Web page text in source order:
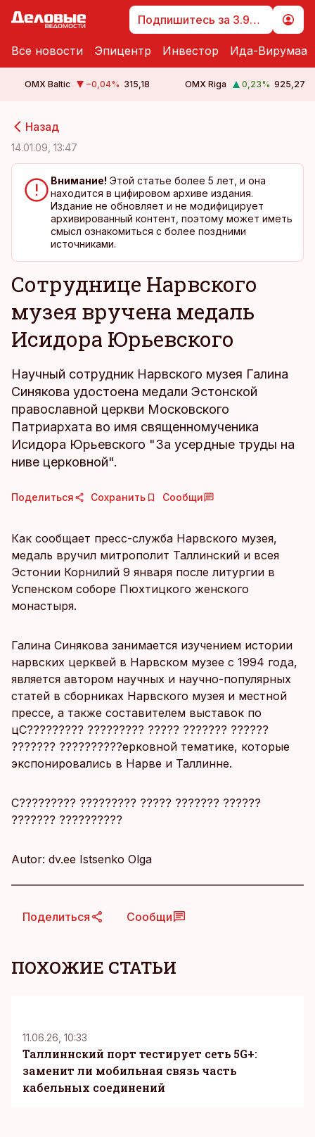
Подпишитесь за 3.99 €
Все новости Эпицентр Инвестор Ида-Вирумаа
OMX Baltic −0,04% 315,18 OMX Riga 0,23% 925,27
Назад
14.01.09, 13:47
Внимание! Этой статье более 5 лет, и она
находится в цифировом архиве издания.
Издание не обновляет и не модифицирует
архивированный контент, поэтому может иметь
смысл ознакомиться с более поздними
источниками.
Cотруднице Нарвского
музея вручена медаль
Исидора Юрьевского
Научный сотрудник Нарвского музея Галина
Синякова удостоена медали Эстонской
православной церкви Московского
Патриархата во имя священномученика
Исидора Юрьевского "За усердные труды на
ниве церковной".
Поделиться Сохранить Сообщи
Как сообщает пресс-служба Нарвского музея,
медаль вручил митрополит Таллинский и всея
Эстонии Корнилий 9 января после литургии в
Успенском соборе Пюхтицкого женского
монастыря.
Галина Синякова занимается изучением истории
нарвских церквей в Нарвском музее с 1994 года,
является автором научных и научно-популярных
статей в сборниках Нарвского музея и местной
прессе, а также составителем выставок по
цC????????? ????????? ????? ??????? ??????
??????? ??????????ерковной тематике, которые
экспонировались в Нарве и Таллинне.
C????????? ????????? ????? ??????? ??????
??????? ??????????
Autor: dv.ee Istsenko Olga
Поделиться Сообщи
ПОХОЖИЕ СТАТЬИ
11.06.26, 10:33
Таллиннский порт тестирует сеть 5G+:
заменит ли мобильная связь часть
кабельных соединений